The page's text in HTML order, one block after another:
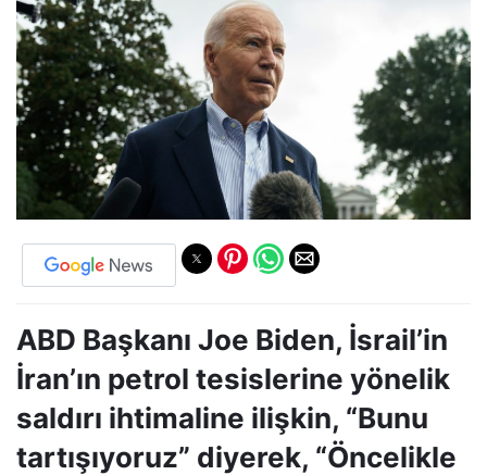
ABD Başkanı Joe Biden, İsrail’in
İran’ın petrol tesislerine yönelik
saldırı ihtimaline ilişkin, “Bunu
tartışıyoruz” diyerek, “Öncelikle